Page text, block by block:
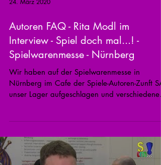
Autoren FAQ - Rita Modl im
Interview - Spiel doch mal...! -
Spielwarenmesse - Nürnberg
Wir haben auf der Spielwarenmesse in
Nürnberg im Cafe der Spiele-Autoren-Zunft
unser Lager aufgeschlagen und verschiedene